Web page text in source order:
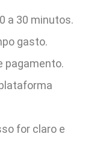
a 30 minutos.
gasto.
pagamento.
for claro e